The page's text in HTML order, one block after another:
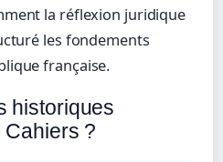
la réflexion juridique
les fondements
française.
historiques
Cahiers ?